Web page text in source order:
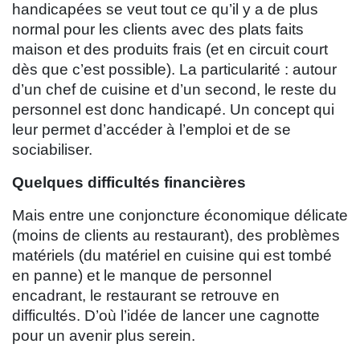
handicapées se veut tout ce qu’il y a de plus
normal pour les clients avec des plats faits
maison et des produits frais (et en circuit court
dès que c’est possible). La particularité : autour
d’un chef de cuisine et d’un second, le reste du
personnel est donc handicapé. Un concept qui
leur permet d’accéder à l’emploi et de se
sociabiliser.
Quelques difficultés financières
Mais entre une conjoncture économique délicate
(moins de clients au restaurant), des problèmes
matériels (du matériel en cuisine qui est tombé
en panne) et le manque de personnel
encadrant, le restaurant se retrouve en
difficultés. D’où l’idée de lancer une cagnotte
pour un avenir plus serein.